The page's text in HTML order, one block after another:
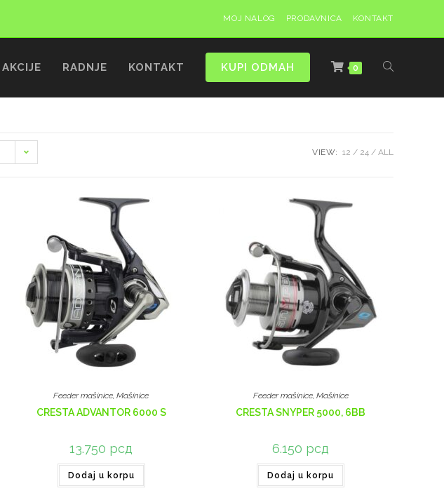
MOJ NALOG PRODAVNICA KONTAKT
AKCIJE RADNJE KONTAKT KUPI ODMAH 0
VIEW: 12 24 ALL
Feeder mašinice,Mašinice
CRESTA ADVANTOR 6000 S
13.750 рсд
Dodaj u korpu
Feeder mašinice, Mašinice
CRESTA SNYPER 5000, 6BB
6.150 рсд
Dodaj u korpu